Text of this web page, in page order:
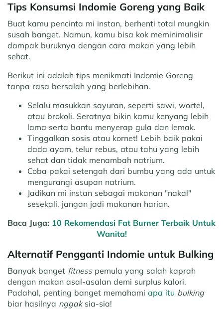
Tips Konsumsi Indomie Goreng yang Baik
Buat kamu pencinta mi instan, berhenti total mungkin
susah banget. Namun, kamu bisa kok meminimalisir
dampak buruknya dengan cara makan yang lebih
sehat.
Berikut ini adalah tips menikmati Indomie Goreng
tanpa rasa bersalah yang berlebihan.
Selalu masukkan sayuran, seperti sawi, wortel,
atau brokoli. Seratnya bikin kamu kenyang lebih
lama serta bantu menyerap gula dan lemak.
Tinggalkan sosis atau kornet! Lebih baik pakai
dada ayam, telur rebus, atau tahu yang lebih
sehat dan tidak menambah natrium.
Coba pakai setengah dari bumbu yang ada untuk
mengurangi asupan natrium.
Jadikan mi instan sebagai makanan "nakal"
sesekali, jangan jadi makanan harian.
Baca Juga: 10 Rekomendasi Fat Burner Terbaik Untuk
Wanita!
Alternatif Pengganti Indomie untuk Bulking
Banyak banget fitnesspemula yang salah kaprah
dengan makan asal-asalan demi surplus kalori.
Padahal, penting banget memahami apa itu bulking
biar hasilnya nggaksia-sia!